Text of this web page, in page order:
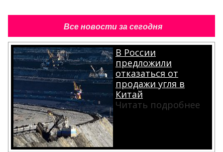
Все новости за сегодня
В России
предложили
отказаться от
продажи угля в
Китай
Читать подробнее